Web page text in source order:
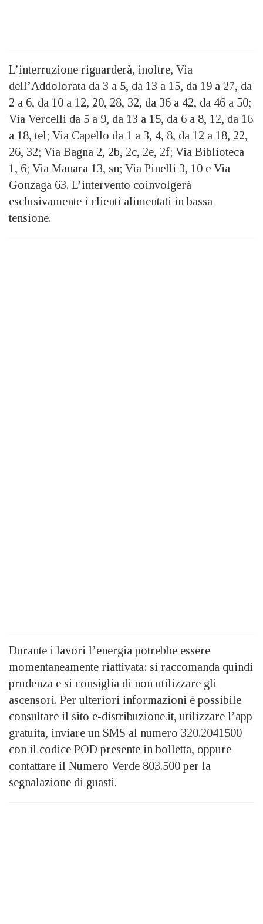
L’interruzione riguarderà, inoltre, Via
dell’Addolorata da 3 a 5, da 13 a 15, da 19 a 27, da
2 a 6, da 10 a 12, 20, 28, 32, da 36 a 42, da 46 a 50;
Via Vercelli da 5 a 9, da 13 a 15, da 6 a 8, 12, da 16
a 18, tel; Via Capello da 1 a 3, 4, 8, da 12 a 18, 22,
26, 32; Via Bagna 2, 2b, 2c, 2e, 2f; Via Biblioteca
1, 6; Via Manara 13, sn; Via Pinelli 3, 10 e Via
Gonzaga 63. L’intervento coinvolgerà
esclusivamente i clienti alimentati in bassa
tensione.
Durante i lavori l’energia potrebbe essere
momentaneamente riattivata: si raccomanda quindi
prudenza e si consiglia di non utilizzare gli
ascensori. Per ulteriori informazioni è possibile
consultare il sito e-distribuzione.it, utilizzare l’app
gratuita, inviare un SMS al numero 320.2041500
con il codice POD presente in bolletta, oppure
contattare il Numero Verde 803.500 per la
segnalazione di guasti.